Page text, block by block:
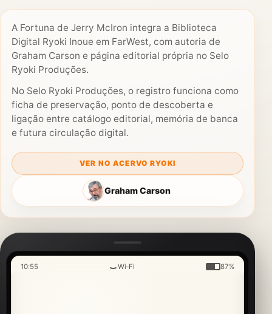
10:55 Wi‑Fi 87%
A Fortuna de Jerry McIron integra a Biblioteca
Digital Ryoki Inoue em FarWest, com autoria de
Graham Carson e página editorial própria no Selo
Ryoki Produções.
No Selo Ryoki Produções, o registro funciona como
ficha de preservação, ponto de descoberta e
ligação entre catálogo editorial, memória de banca
e futura circulação digital.
VER NO ACERVO RYOKI
Graham Carson